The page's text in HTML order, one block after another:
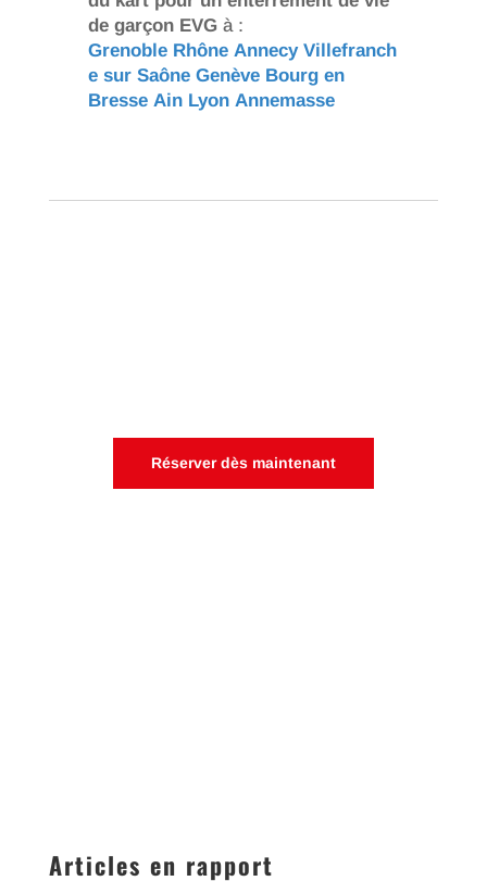
de garçon EVGà :
Grenoble Rhône Annecy Villefranch
e sur Saône Genève Bourg en
Bresse Ain Lyon Annemasse
Réserver dès maintenant
Articles en rapport